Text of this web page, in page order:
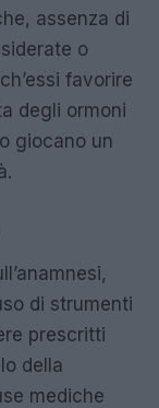
assenza di
o
favorire
degli ormoni
giocano un
di strumenti
prescritti
della
mediche